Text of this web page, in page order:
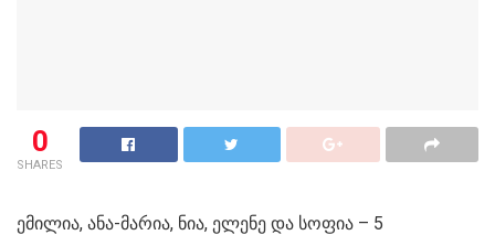
0
SHARES
ემილია, ანა-მარია, ნია, ელენე და სოფია – 5